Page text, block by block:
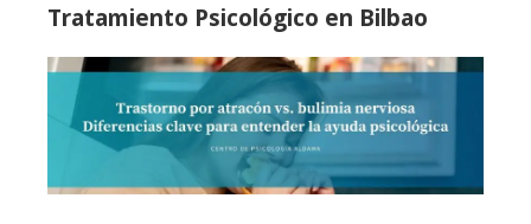
Tratamiento Psicológico en Bilbao